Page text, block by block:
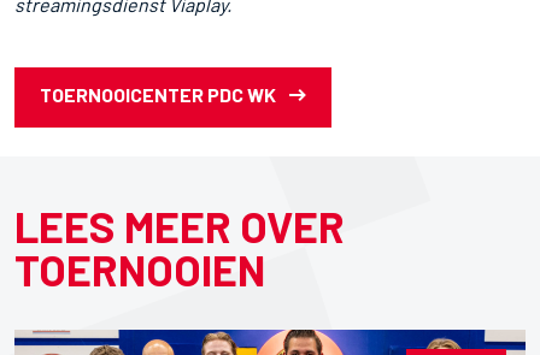
TOERNOOICENTER PDC WK
LEES MEER OVER
TOERNOOIEN